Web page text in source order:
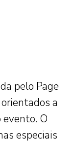
pelo Page
a
O
especiais